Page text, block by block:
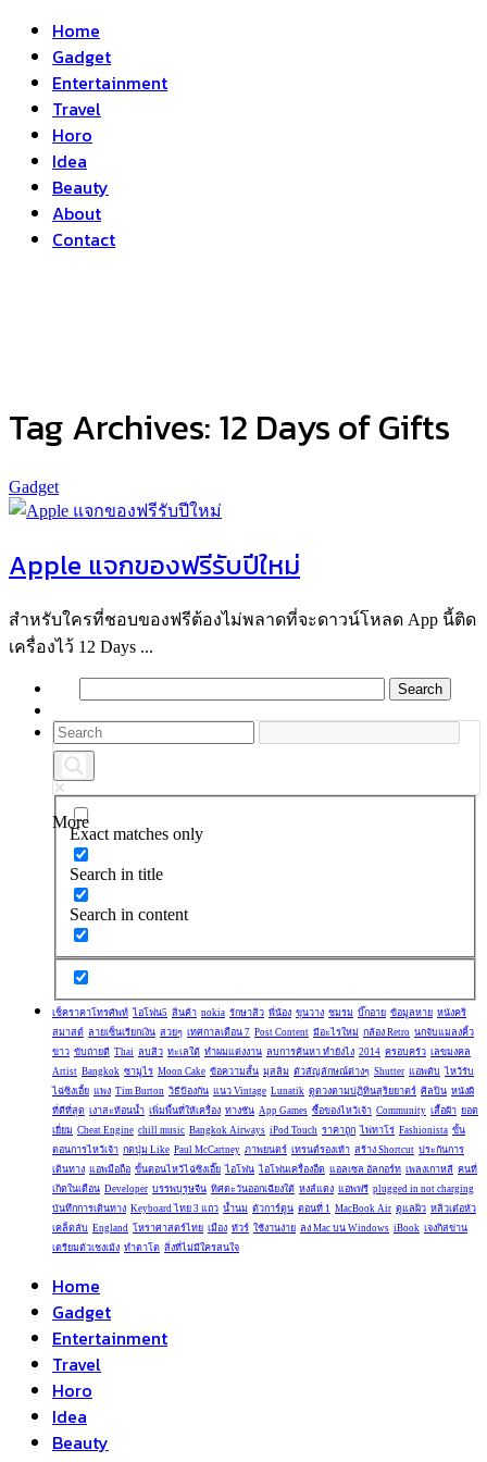
Home
Gadget
Entertainment
Travel
Horo
Idea
Beauty
About
Contact
Tag Archives:12 Days of Gifts
Gadget
Apple แจกของฟรีรับปีใหม่
สำหรับใครที่ชอบของฟรีต้องไม่พลาดที่จะดาวน์โหลด App นี้ติด
เครื่องไว้ 12 Days ...
More
Exact matches only
Search in title
Search in content
เช็คราคาโทรศัพท์ ไอโฟน5 สินค้า nokia รักษาสิว พี่น้อง ขุนวาง ชมรม บิ๊กอาย ข้อมูลหาย หนังคริ
สมาสต์ ลายเซ็นเรียกเงิน สวยๆ เทศกาลเดือน 7 Post Content มีอะไรใหม่ กล้อง Retro นกจับแมลงคิ้ว
ขาว ขับถ่ายดี Thai ลบสิว ทะเลใต้ ทำผมแต่งงาน ลบการค้นหา ทำยังไง 2014 ครอบครัว เลขมงคล
Artist Bangkok ซามูไร Moon Cake ข้อความสั้น มุสลิม ตัวสัญลักษณ์ต่างๆ Shutter แอพดับ ไหว้รับ
ไฉ่ซิงเอี้ย แพง Tim Burton วิธีป้องกัน แนว Vintage Lunatik ดูดวงตามปฏิทินสุริยยาตร์ ศิลปิน หนังผี
ที่ดีที่สุด เงาสะท้อนน้ำ เพิ่มพื้นที่ให้เครื่อง ทางชัน App Games ซื้อของไหว้เจ้า Community เสื้อผ้า ยอด
เยี่ยม Cheat Engine chill music Bangkok Airways iPod Touch ราคาถูก ไพ่ทาโร่ Fashionista ขั้น
ตอนการไหว้เจ้า กดปุ่ม Like Paul McCartney ภาพยนตร์ เทรนด์รองเท้า สร้าง Shortcut ประกันการ
เดินทาง แอพมือถือ ขั้นตอนไหว้ไฉ่ซิงเอี๊ย ไอโฟน ไอโฟนเครื่องอืด แอลเซล อัลกอร์ท เพลงเกาหลี คนที่
เกิดในเดือน Developer บรรพบุรุษจีน ทิศตะวันออกเฉียงใต้ หงส์แดง แอพฟรี plugged in not charging
บันทึกการเดินทาง Keyboard ไทย 3 แถว น้ำนม ตัวการ์ตูน ตอนที่ 1 MacBook Air ดูแลผิว หลิวเต๋อหัว
เคล็ดลับ England โหราศาสตร์ไทย เมือง ทัวร์ ใช้งานง่าย ลง Mac บน Windows iBook เจงกิสข่าน
เตรียมตัวเชงเม้ง ทำตาโต สิ่งที่ไม่มีใครสนใจ
Home
Gadget
Entertainment
Travel
Horo
Idea
Beauty